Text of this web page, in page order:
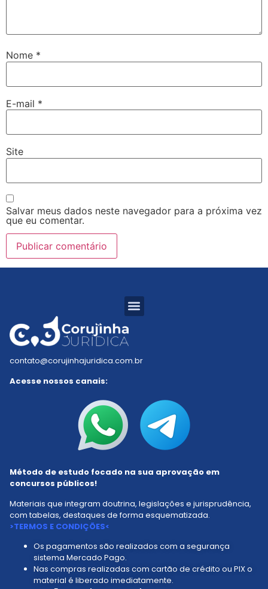
Nome *
E-mail *
Site
Salvar meus dados neste navegador para a próxima vez
que eu comentar.
Os pagamentos são realizados com a segurança
sistema Mercado Pago.
Nas compras realizadas com cartão de crédito ou PIX o
material é liberado imediatamente.
Método de estudo focado na sua aprovação em
concursos públicos!
Materiais que integram doutrina, legislações e jurisprudência,
com tabelas, destaques de forma esquematizada.
>TERMOS E CONDIÇÕES<
contato@corujinhajuridica.com.br
Acesse nossos canais: